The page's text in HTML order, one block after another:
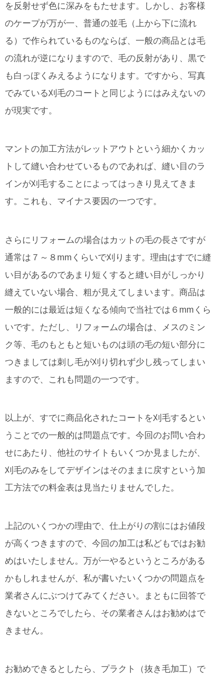
を反射せず色に深みをもたせます。しかし、お客様
のケープが万が一、普通の並毛（上から下に流れ
る）で作られているものならば、一般の商品とは毛
の流れが逆になりますので、毛の反射があり、黒で
も白っぽくみえるようになります。ですから、写真
でみている刈毛のコートと同じようにはみえないの
が現実です。
マントの加工方法がレットアウトという細かくカッ
トして縫い合わせているものであれば、縫い目のラ
インが刈毛することによってはっきり見えてきま
す。これも、マイナス要因の一つです。
さらにリフォームの場合はカットの毛の長さですが
通常は７～８mmくらいで刈ります。理由はすでに縫
い目があるのであまり短くすると縫い目がしっかり
縫えていない場合、粗が見えてしまいます。商品は
一般的には最近は短くなる傾向で当社では６mmくら
いです。ただし、リフォームの場合は、メスのミン
ク等、毛のもともと短いものは頭の毛の短い部分に
つきましては刺し毛が刈り切れず少し残ってしまい
ますので、これも問題の一つです。
以上が、すでに商品化されたコートを刈毛するとい
うことでの一般的は問題点です。今回のお問い合わ
せにあたり、他社のサイトもいくつか見ましたが、
刈毛のみをしてデザインはそのままに戻すという加
工方法での料金表は見当たりませんでした。
上記のいくつかの理由で、仕上がりの割にはお値段
が高くつきますので、今回の加工は私どもではお勧
めはいたしません。万が一やるというところがある
かもしれませんが、私が書いたいくつかの問題点を
業者さんにぶつけてみてください。まともに回答で
きないところでしたら、その業者さんはお勧めはで
きません。
お勧めできるとしたら、プラクト（抜き毛加工）で